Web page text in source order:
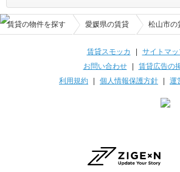
賃貸の物件を探す 愛媛県の賃貸 松山市の
賃貸スモッカ
サイトマッ
お問い合わせ| 賃貸広告の
利用規約
個人情報保護方針 運